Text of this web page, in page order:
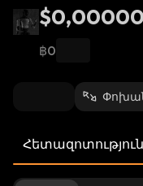
฿0
Հետազոտություն